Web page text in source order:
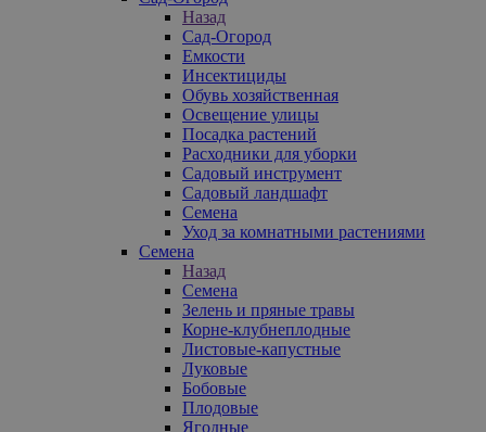
Назад
Сад-Огород
Емкости
Инсектициды
Обувь хозяйственная
Освещение улицы
Посадка растений
Расходники для уборки
Садовый инструмент
Садовый ландшафт
Семена
Уход за комнатными растениями
Семена
Назад
Семена
Зелень и пряные травы
Корне-клубнеплодные
Листовые-капустные
Луковые
Бобовые
Плодовые
Ягодные